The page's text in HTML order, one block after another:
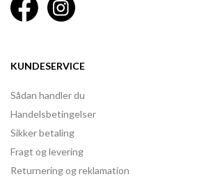
KUNDESERVICE
Sådan handler du
Handelsbetingelser
Sikker betaling
Fragt og levering
Returnering og reklamation